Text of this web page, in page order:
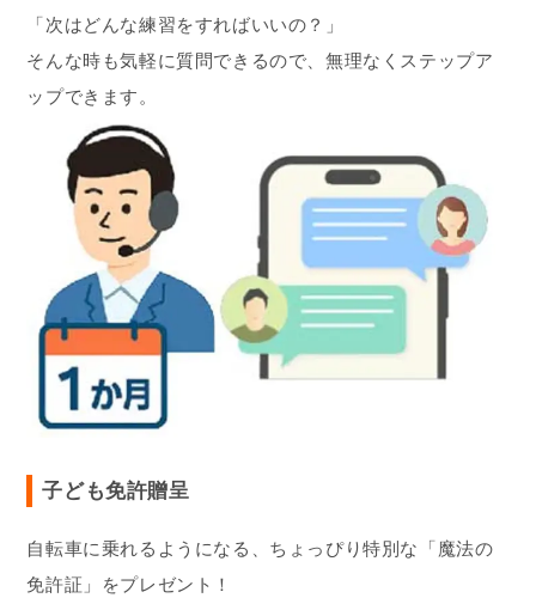
「次はどんな練習をすればいいの？」
そんな時も気軽に質問できるので、無理なくステップア
ップできます。
子ども免許贈呈
自転車に乗れるようになる、ちょっぴり特別な「魔法の
免許証」をプレゼント！